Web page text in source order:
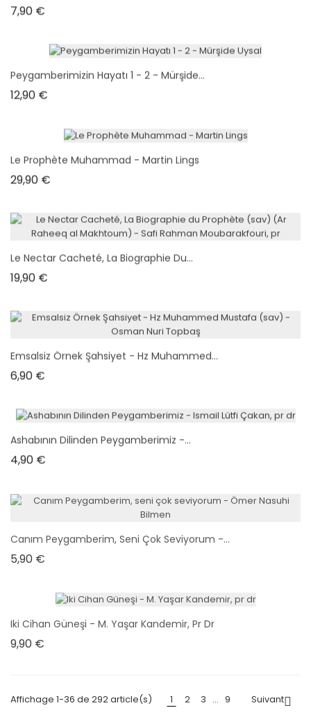
7,90 €
Peygamberimizin Hayatı 1 - 2 - Mürşide...
12,90 €
Le Prophète Muhammad - Martin Lings
29,90 €
Le Nectar Cacheté, La Biographie Du...
19,90 €
Emsalsiz Örnek Şahsiyet - Hz Muhammed...
6,90 €
Ashabının Dilinden Peygamberimiz -...
4,90 €
Canım Peygamberim, Seni Çok Seviyorum -...
5,90 €
Iki Cihan Güneşi - M. Yaşar Kandemir, Pr Dr
9,90 €
Affichage 1-36 de 292 article(s) 1 2 3 … 9 Suivant